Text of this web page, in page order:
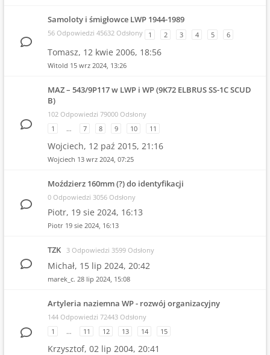
Samoloty i śmigłowce LWP 1944-1989
56 Odpowiedzi 45632 Odsłony 1 2 3 4 5 6
Tomasz, 12 kwie 2006, 18:56
Witold 15 wrz 2024, 13:26
MAZ – 543/9P117 w LWP i WP (9K72 ELBRUS SS-1C SCUD
B)
102 Odpowiedzi 79000 Odsłony
1
… 7 8 9 10 11
Wojciech, 12 paź 2015, 21:16
Wojciech 13 wrz 2024, 07:25
Moździerz 160mm (?) do identyfikacji
0 Odpowiedzi 3056 Odsłony
Piotr, 19 sie 2024, 16:13
Piotr 19 sie 2024, 16:13
TZK 3 Odpowiedzi 3599 Odsłony
Michał, 15 lip 2024, 20:42
marek_c. 28 lip 2024, 15:08
Artyleria naziemna WP - rozwój organizacyjny
144 Odpowiedzi 72443 Odsłony
1
… 11 12 13 14 15
Krzysztof, 02 lip 2004, 20:41